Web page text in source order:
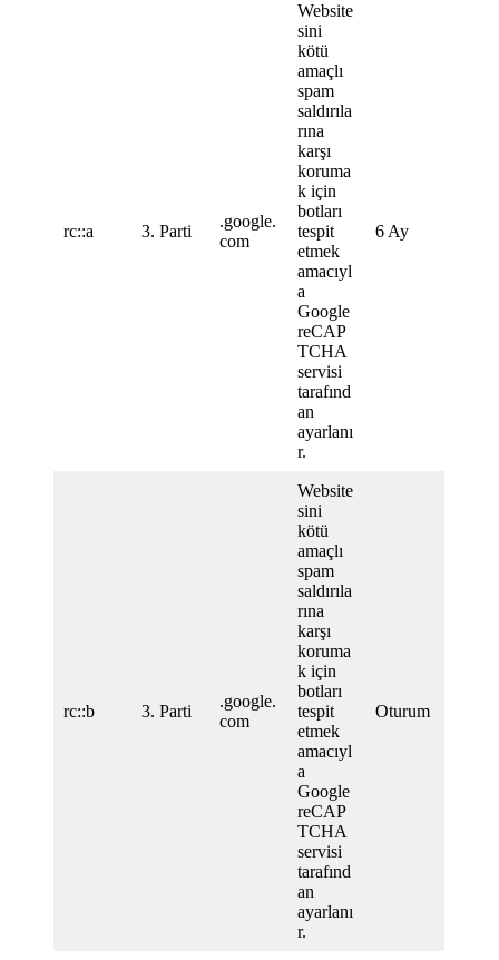
rc::a 3. Parti
.google.
com
Website
sini
kötü
amaçlı
spam
saldırıla
rına
karşı
koruma
k için
botları
tespit
etmek
amacıyl
a
Google
reCAP
TCHA
servisi
tarafınd
an
ayarlanı
r.
6 Ay
rc::b 3. Parti
.google.
com
Website
sini
kötü
amaçlı
spam
saldırıla
rına
karşı
koruma
k için
botları
tespit
etmek
amacıyl
a
Google
reCAP
TCHA
servisi
tarafınd
an
ayarlanı
r.
Oturum